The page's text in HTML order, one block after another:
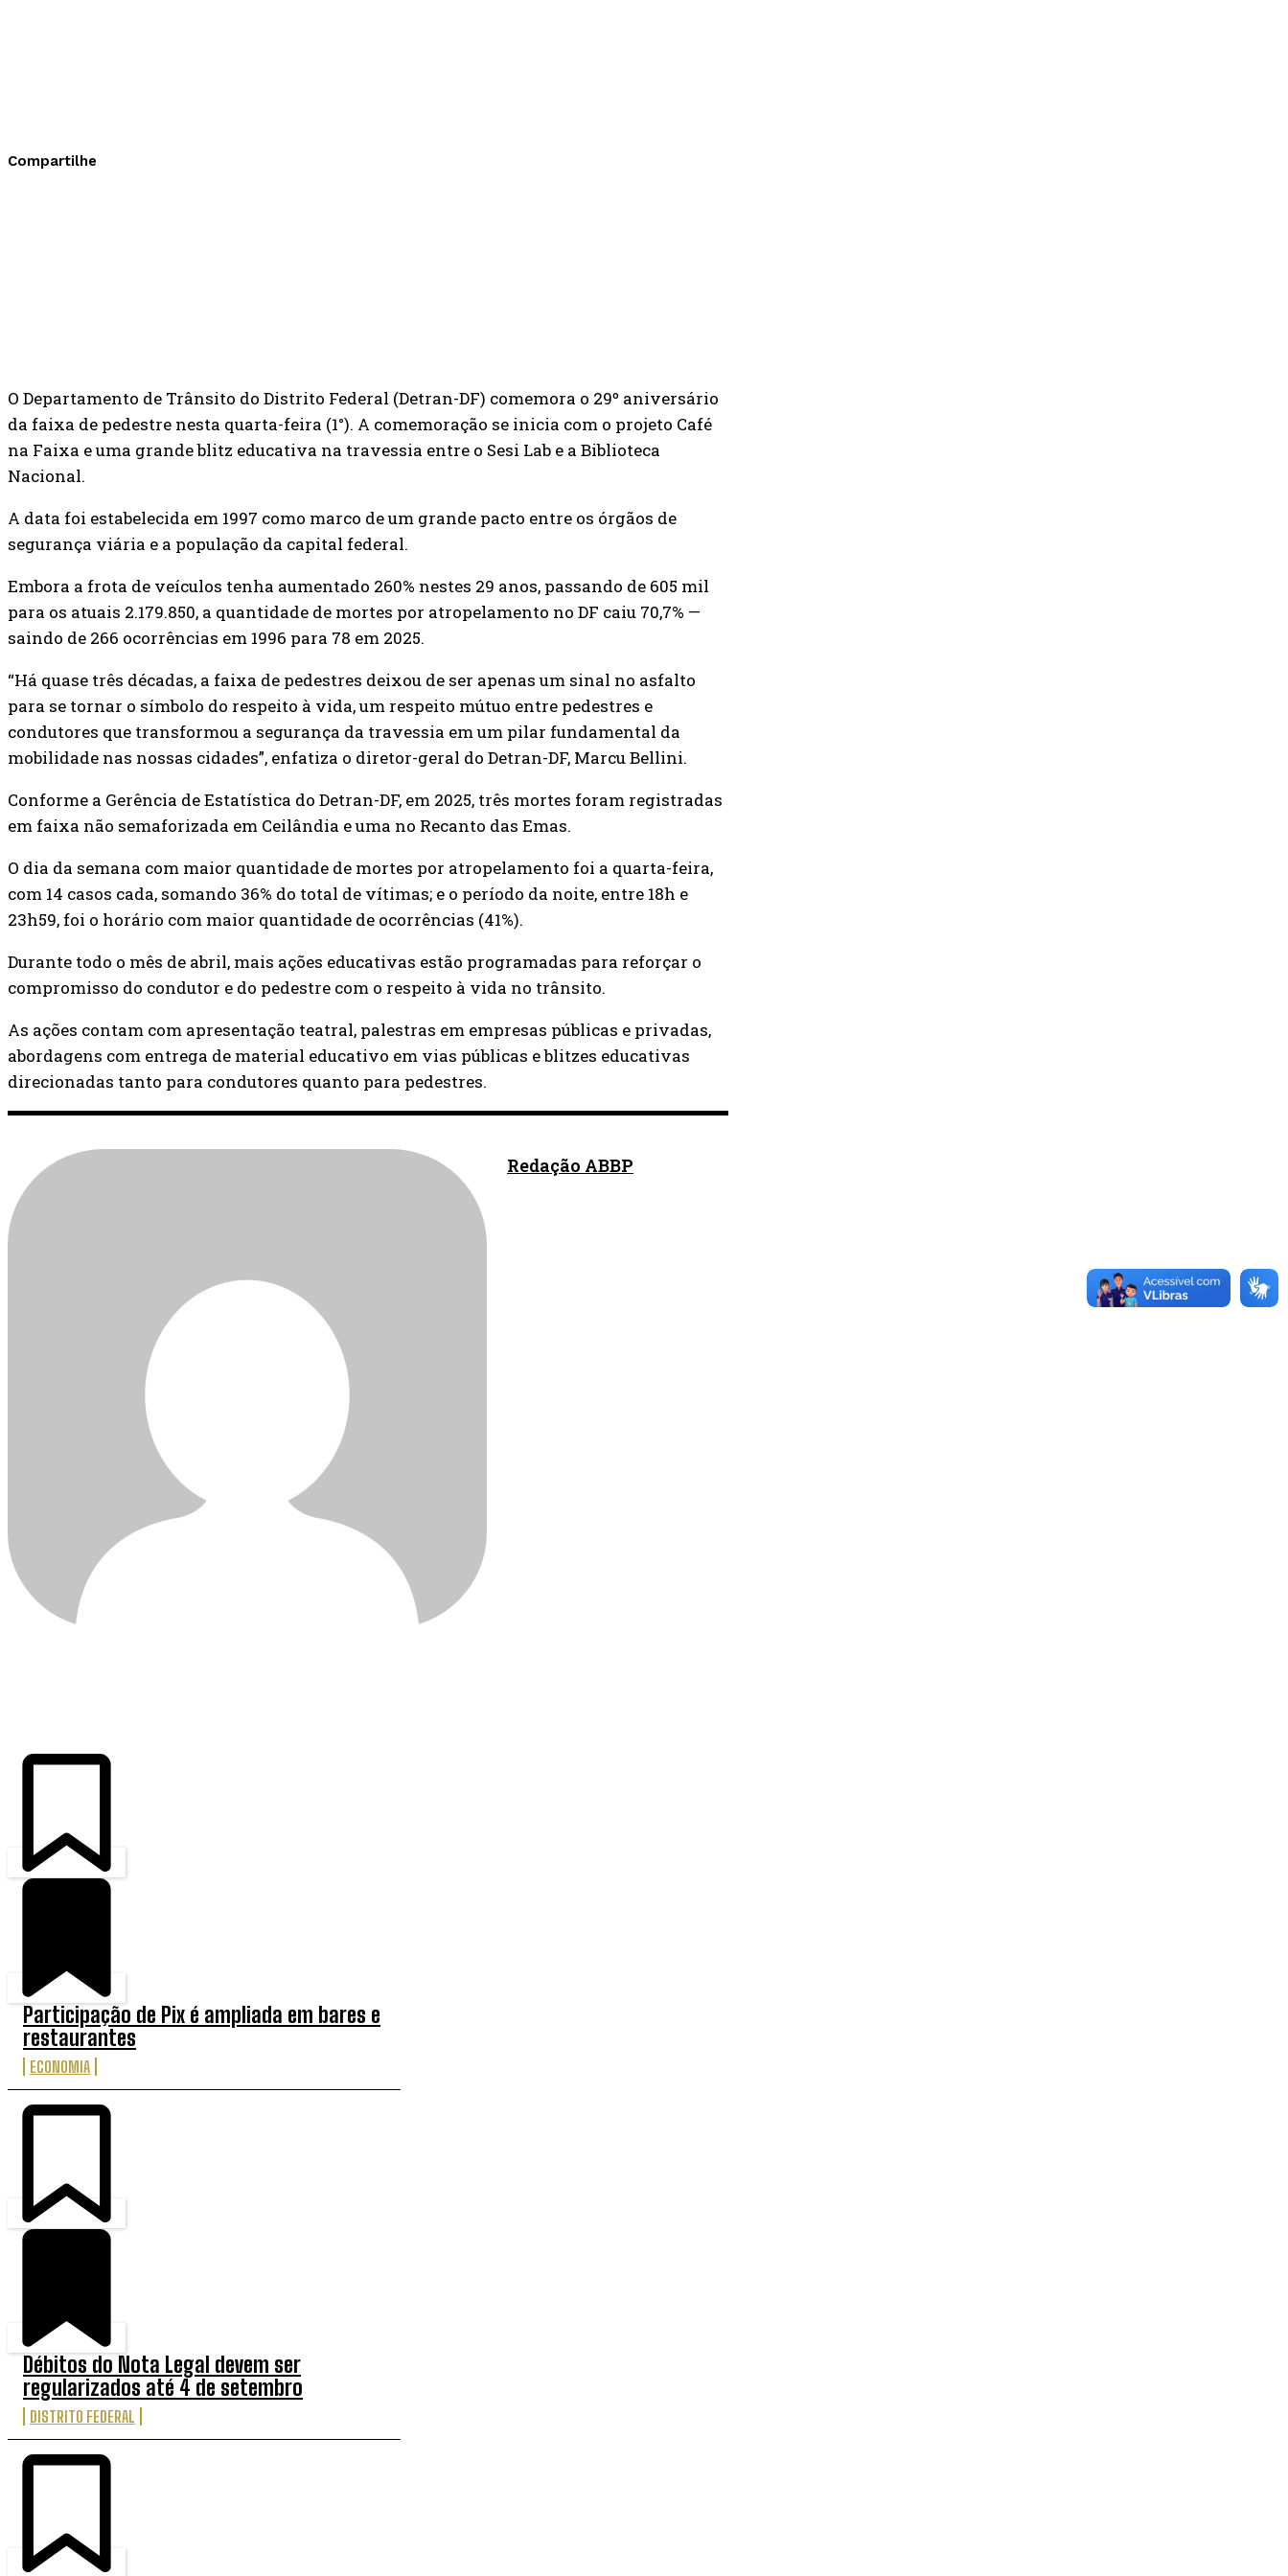
Compartilhe
O Departamento de Trânsito do Distrito Federal (Detran-DF) comemora o 29º aniversário
da faixa de pedestre nesta quarta-feira (1°). A comemoração se inicia com o projeto Café
na Faixa e uma grande blitz educativa na travessia entre o Sesi Lab e a Biblioteca
Nacional.
A data foi estabelecida em 1997 como marco de um grande pacto entre os órgãos de
segurança viária e a população da capital federal.
Embora a frota de veículos tenha aumentado 260% nestes 29 anos, passando de 605 mil
para os atuais 2.179.850, a quantidade de mortes por atropelamento no DF caiu 70,7% —
saindo de 266 ocorrências em 1996 para 78 em 2025.
“Há quase três décadas, a faixa de pedestres deixou de ser apenas um sinal no asfalto
para se tornar o símbolo do respeito à vida, um respeito mútuo entre pedestres e
condutores que transformou a segurança da travessia em um pilar fundamental da
mobilidade nas nossas cidades”, enfatiza o diretor-geral do Detran-DF, Marcu Bellini.
Conforme a Gerência de Estatística do Detran-DF, em 2025, três mortes foram registradas
em faixa não semaforizada em Ceilândia e uma no Recanto das Emas.
O dia da semana com maior quantidade de mortes por atropelamento foi a quarta-feira,
com 14 casos cada, somando 36% do total de vítimas; e o período da noite, entre 18h e
23h59, foi o horário com maior quantidade de ocorrências (41%).
Durante todo o mês de abril, mais ações educativas estão programadas para reforçar o
compromisso do condutor e do pedestre com o respeito à vida no trânsito.
As ações contam com apresentação teatral, palestras em empresas públicas e privadas,
abordagens com entrega de material educativo em vias públicas e blitzes educativas
direcionadas tanto para condutores quanto para pedestres.
Redação ABBP
Participação de Pix é ampliada em bares e
restaurantes
ECONOMIA
Débitos do Nota Legal devem ser
regularizados até 4 de setembro
DISTRITO FEDERAL